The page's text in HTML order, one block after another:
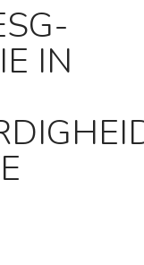
IN